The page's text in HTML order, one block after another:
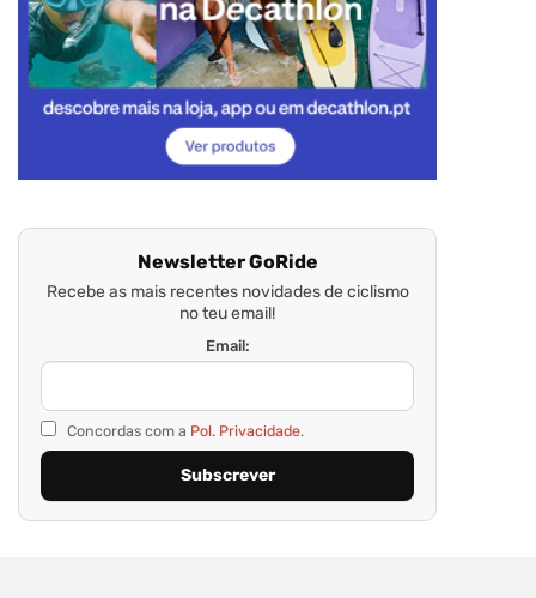
Newsletter GoRide
Recebe as mais recentes novidades de ciclismo
no teu email!
Email:
Concordas com a Pol. Privacidade.